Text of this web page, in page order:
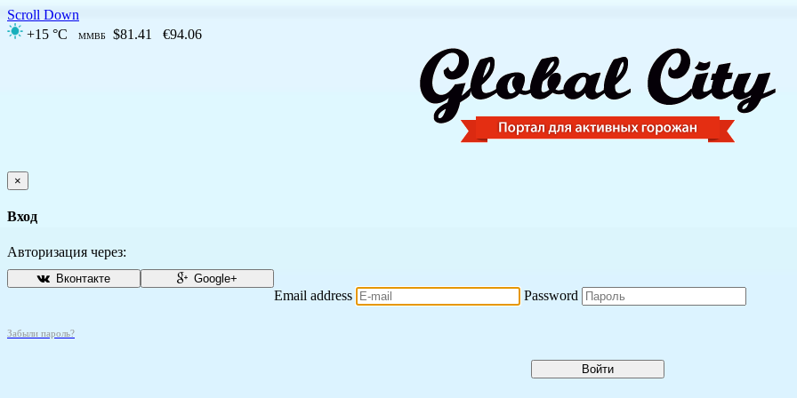
Scroll Down
+15 °C
ММВБ $81.41 €94.06
×
Вход
Авторизация через:
Вконтакте Google+
Email address Password
Забыли пароль?
Войти